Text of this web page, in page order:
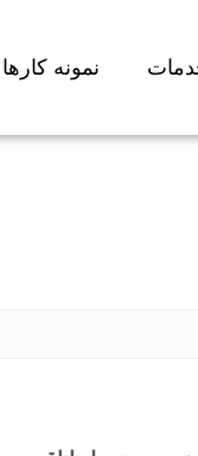
نمونه کارها